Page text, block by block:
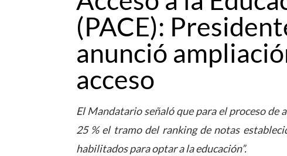
(PACE):
anunció
acceso
El Mandatario señaló que para el proceso de
25 % el tramo del ranking de notas
habilitados para optar a la educación”.